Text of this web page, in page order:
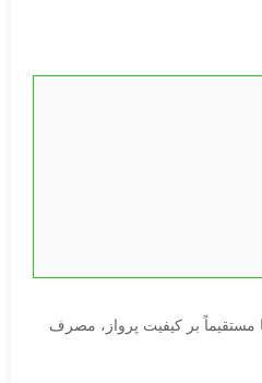
مستقیماً بر کیفیت پرواز، مصرف